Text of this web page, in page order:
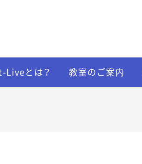
Liveとは？ 教室のご案内